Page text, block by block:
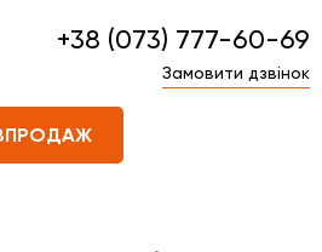
+38 (073) 777-60-69
Замовити дзвінок